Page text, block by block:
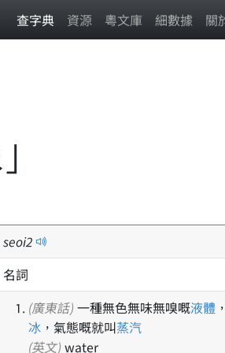
查字典 資源 粵文庫 細數據 關
seoi2
名詞
(廣東話) 一種無色無味無嗅嘅液體
冰 ，氣態嘅就叫蒸汽
(英文) water